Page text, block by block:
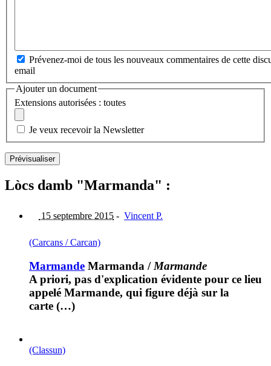
Prévenez-moi de tous les nouveaux commentaires de cette
email
Ajouter un document
Extensions autorisées : toutes
Je veux recevoir la Newsletter
Lòcs damb "Marmanda" :
15 septembre 2015 - Vincent P.
(Carcans / Carcan)
Marmande Marmanda / Marmande
A priori, pas d'explication évidente pour ce lieu
appelé Marmande, qui figure déjà sur la
carte (…)
(Classun)